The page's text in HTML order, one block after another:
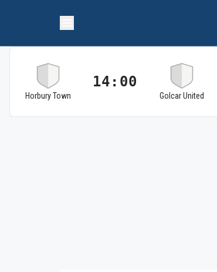
Horbury Town
14:00
Golcar United